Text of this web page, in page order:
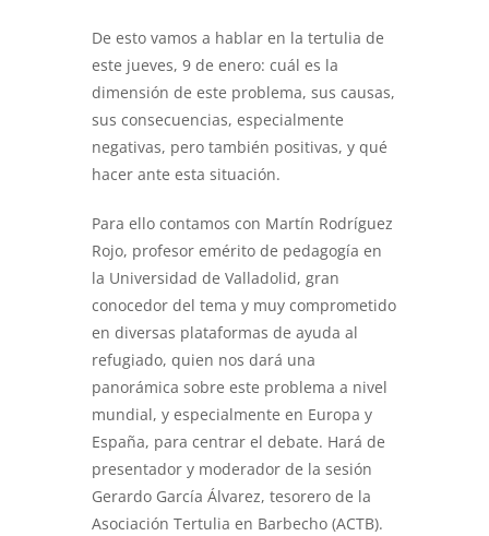
De esto vamos a hablar en la tertulia de
este jueves, 9 de enero: cuál es la
dimensión de este problema, sus causas,
sus consecuencias, especialmente
negativas, pero también positivas, y qué
hacer ante esta situación.
Para ello contamos con Martín Rodríguez
Rojo, profesor emérito de pedagogía en
la Universidad de Valladolid, gran
conocedor del tema y muy comprometido
en diversas plataformas de ayuda al
refugiado, quien nos dará una
panorámica sobre este problema a nivel
mundial, y especialmente en Europa y
España, para centrar el debate. Hará de
presentador y moderador de la sesión
Gerardo García Álvarez, tesorero de la
Asociación Tertulia en Barbecho (ACTB).